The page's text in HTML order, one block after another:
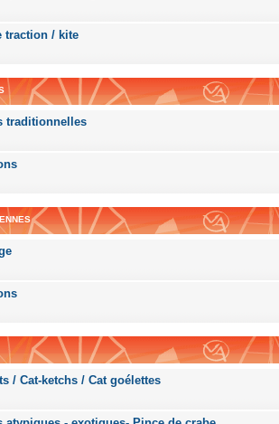
traction / kite
traditionnelles
/ Cat-ketchs / Cat goélettes